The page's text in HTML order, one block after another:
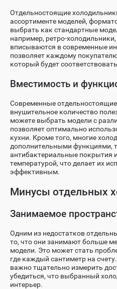
Отдельностоящие
ассортименте моделей,
выбрать как стандартные
например, ретро-
вписываются в современные
позволяет каждому
который будет
Вместимость и
Современные
внушительное количество
можете выбрать модели с
позволяет оптимально
кухни. Кроме того, многие
дополнительными функциями,
антибактериальные покрытия
температурой, что делает их
эффективным.
Минусы отдельных
Занимаемое
Одним из недостатков
то, что они занимают больше
модели. Это может стать
где каждый сантиметр на
важно тщательно измерить
убедиться, что выбранный
интерьер.